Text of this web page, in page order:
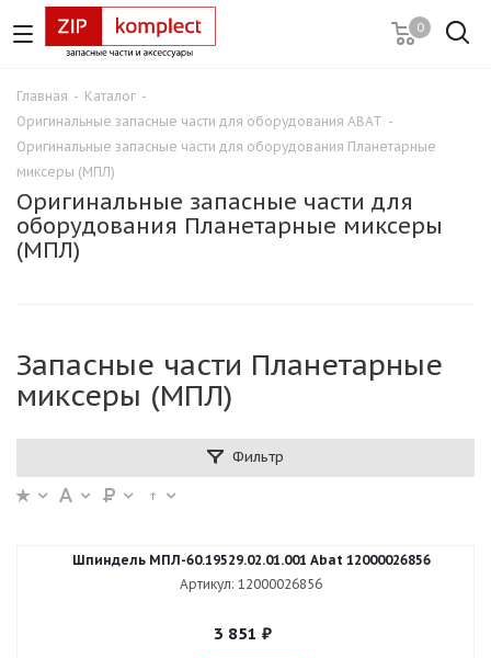
0
Главная - Каталог -
Оригинальные запасные части для оборудования ABAT -
Оригинальные запасные части для оборудования Планетарные
миксеры (МПЛ)
Оригинальные запасные части для
оборудования Планетарные миксеры
(МПЛ)
Запасные части Планетарные
миксеры (МПЛ)
Фильтр
Шпиндель МПЛ-60.19529.02.01.001 Abat 12000026856
Артикул: 12000026856
3 851 ₽